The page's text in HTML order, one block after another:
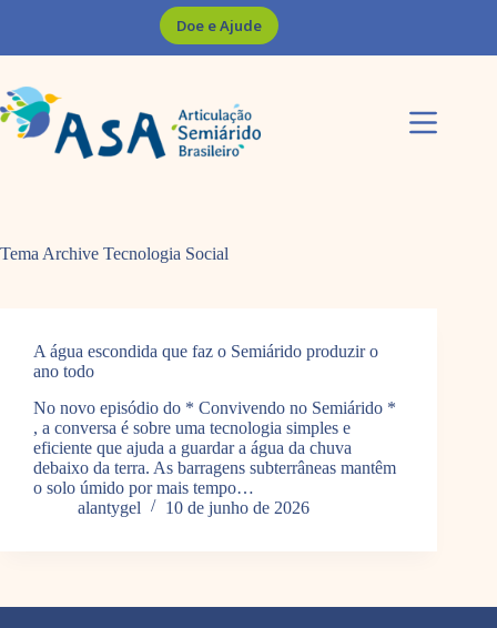
Doe e Ajude
Tema Archive Tecnologia Social
A água escondida que faz o Semiárido produzir o
ano todo
No novo episódio do * Convivendo no Semiárido *
, a conversa é sobre uma tecnologia simples e
eficiente que ajuda a guardar a água da chuva
debaixo da terra. As barragens subterrâneas mantêm
o solo úmido por mais tempo…
alantygel
10 de junho de 2026